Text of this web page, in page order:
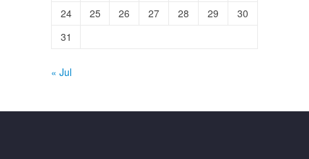
24
25 26 27 28 29
30
31
« Jul